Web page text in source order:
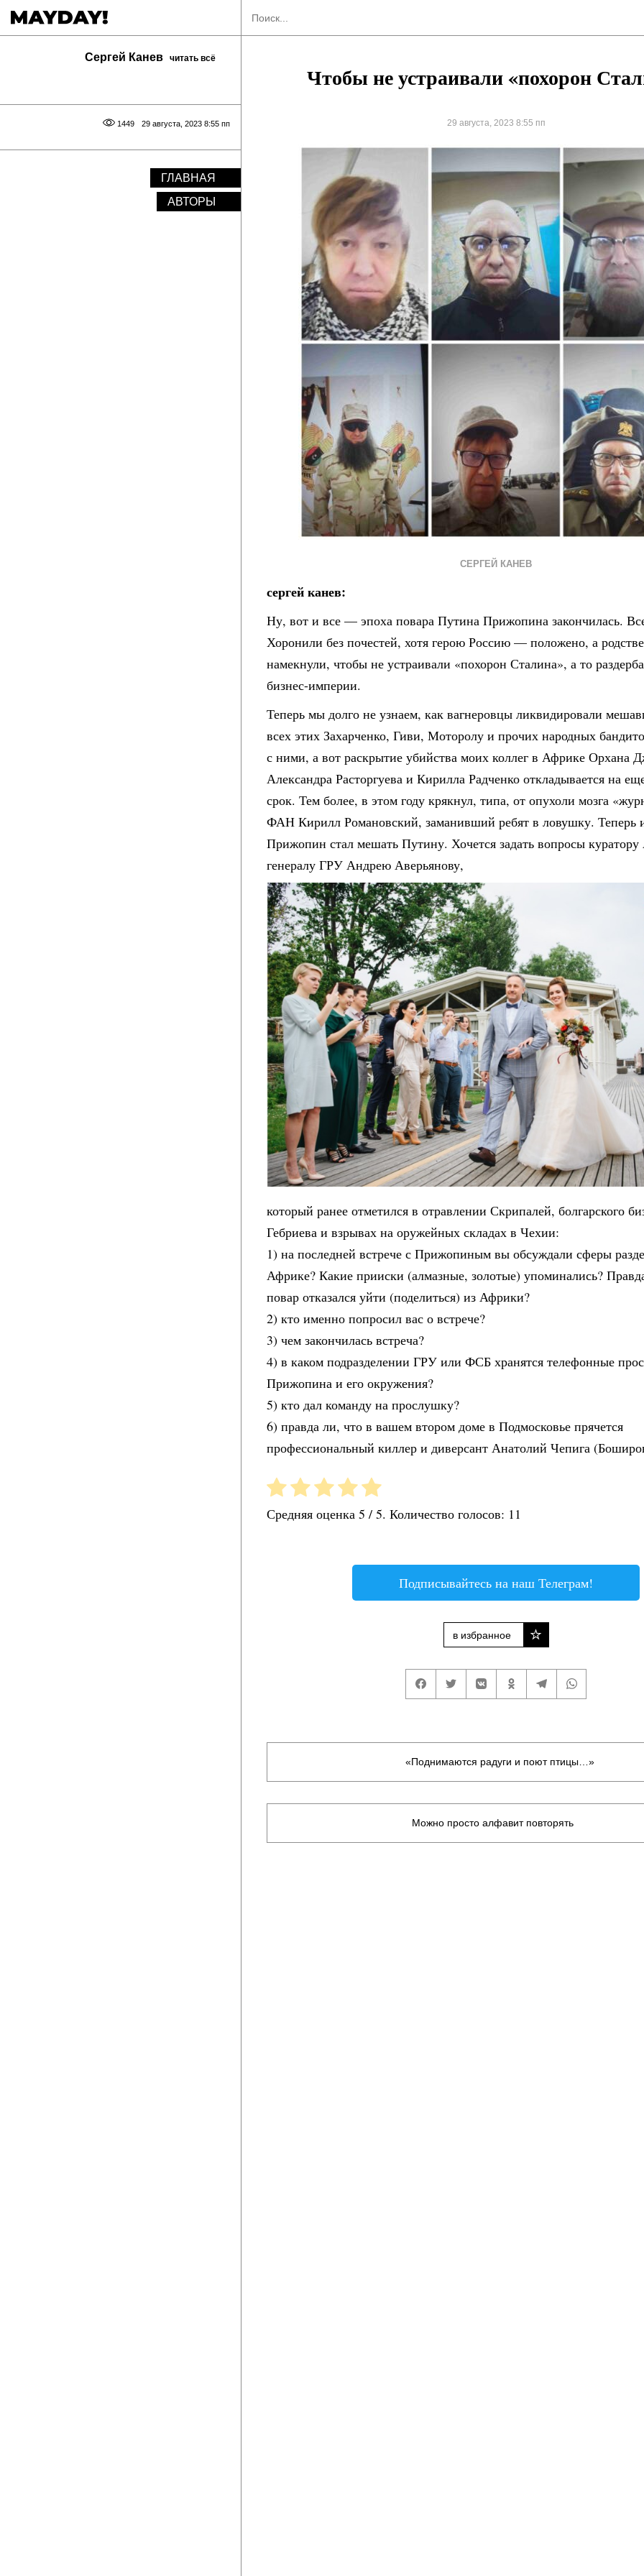
Сергей Канев читать всё
29 августа, 2023 8:55 пп
1449
ГЛАВНАЯ
АВТОРЫ
Чтобы не устраивали «похорон
29 августа, 2023 8:55 пп
СЕРГЕЙ КАНЕВ
сергей канев:
Ну, вот и все — эпоха повара Путина Прижопина закончилась.
Хоронили без почестей, хотя герою Россию — положено, а
намекнули, чтобы не устраивали «похорон Сталина», а то
бизнес-империи.
Теперь мы долго не узнаем, как вагнеровцы ликвидировали
всех этих Захарченко, Гиви, Моторолу и прочих народных
с ними, а вот раскрытие убийства моих коллег в Африке Орхана
Александра Расторгуева и Кирилла Радченко откладывается на
срок. Тем более, в этом году крякнул, типа, от опухоли мозга
ФАН Кирилл Романовский, заманивший ребят в ловушку. Теперь
Прижопин стал мешать Путину. Хочется задать вопросы
генералу ГРУ Андрею Аверьянову,
который ранее отметился в отравлении Скрипалей, болгарского
Гебриева и взрывах на оружейных складах в Чехии:
1) на последней встрече с Прижопиным вы обсуждали сферы
Африке? Какие прииски (алмазные, золотые) упоминались?
повар отказался уйти (поделиться) из Африки?
2) кто именно попросил вас о встрече?
3) чем закончилась встреча?
4) в каком подразделении ГРУ или ФСБ хранятся телефонные
Прижопина и его окружения?
5) кто дал команду на прослушку?
6) правда ли, что в вашем втором доме в Подмосковье прячется
профессиональный киллер и диверсант Анатолий Чепига
Средняя оценка5 / 5. Количество голосов: 11
Подписывайтесь на наш Телеграм!
в избранное
«Поднимаются радуги и поют птицы…»
Можно просто алфавит повторять